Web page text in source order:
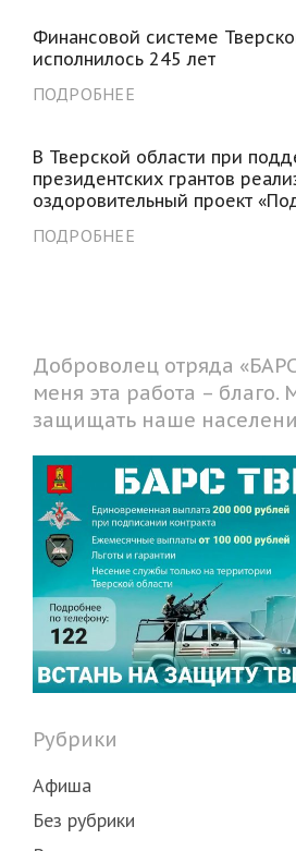
Финансовой системе
исполнилось 245 лет
ПОДРОБНЕЕ
В Тверской области при
президентских грантов
оздоровительный проект
ПОДРОБНЕЕ
Доброволец отряда
меня эта работа –
защищать наше
Рубрики
Афиша
Без рубрики